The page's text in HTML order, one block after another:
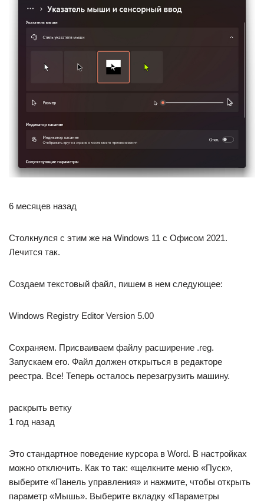
6 месяцев назад
Столкнулся с этим же на Windows 11 с Офисом 2021.
Лечится так.
Создаем текстовый файл, пишем в нем следующее:
Windows Registry Editor Version 5.00
Сохраняем. Присваиваем файлу расширение .reg.
Запускаем его. Файл должен открыться в редакторе
реестра. Все! Теперь осталось перезагрузить машину.
раскрыть ветку
1 год назад
Это стандартное поведение курсора в Word. В настройках
можно отключить. Как то так: «щелкните меню «Пуск»,
выберите «Панель управления» и нажмите, чтобы открыть
параметр «Мышь». Выберите вкладку «Параметры